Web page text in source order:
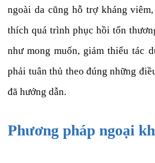
ngoài da cũng hỗ trợ kháng
thích quá trình phục hồi tổn
như mong muốn, giảm thiểu tác
phải tuân thủ theo đúng những
đã hướng dẫn.
Phương pháp ngoại